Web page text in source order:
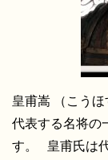
皇甫嵩 （こう
代表する名将の
す。 皇甫氏は